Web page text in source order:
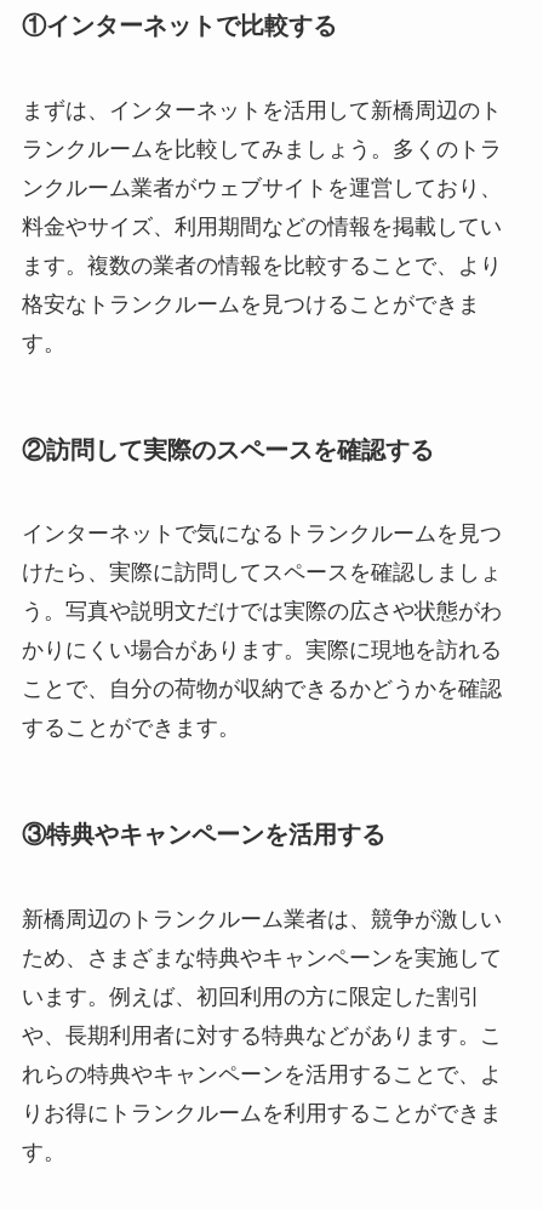
①インターネットで比較する
まずは、インターネットを活用して新橋周辺のト
ランクルームを比較してみましょう。多くのトラ
ンクルーム業者がウェブサイトを運営しており、
料金やサイズ、利用期間などの情報を掲載してい
ます。複数の業者の情報を比較することで、より
格安なトランクルームを見つけることができま
す。
②訪問して実際のスペースを確認する
インターネットで気になるトランクルームを見つ
けたら、実際に訪問してスペースを確認しましょ
う。写真や説明文だけでは実際の広さや状態がわ
かりにくい場合があります。実際に現地を訪れる
ことで、自分の荷物が収納できるかどうかを確認
することができます。
③特典やキャンペーンを活用する
新橋周辺のトランクルーム業者は、競争が激しい
ため、さまざまな特典やキャンペーンを実施して
います。例えば、初回利用の方に限定した割引
や、長期利用者に対する特典などがあります。こ
れらの特典やキャンペーンを活用することで、よ
りお得にトランクルームを利用することができま
す。